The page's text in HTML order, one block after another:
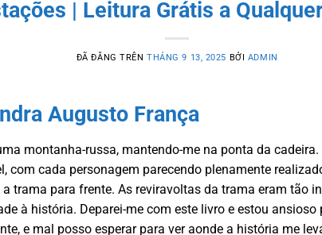
| Leitura Grátis a
ĐÃ ĐĂNG TRÊNTHÁNG 9 13, 2025 BỞI ADMIN
Augusto França
montanha-russa, mantendo-me na ponta da
com cada personagem parecendo plenamente
trama para frente. As reviravoltas da trama eram tão
à história. Deparei-me com este livro e estou ansioso
e mal posso esperar para ver aonde a história me